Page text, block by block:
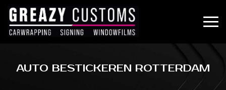
AUTO BESTICKEREN ROTTERDAM